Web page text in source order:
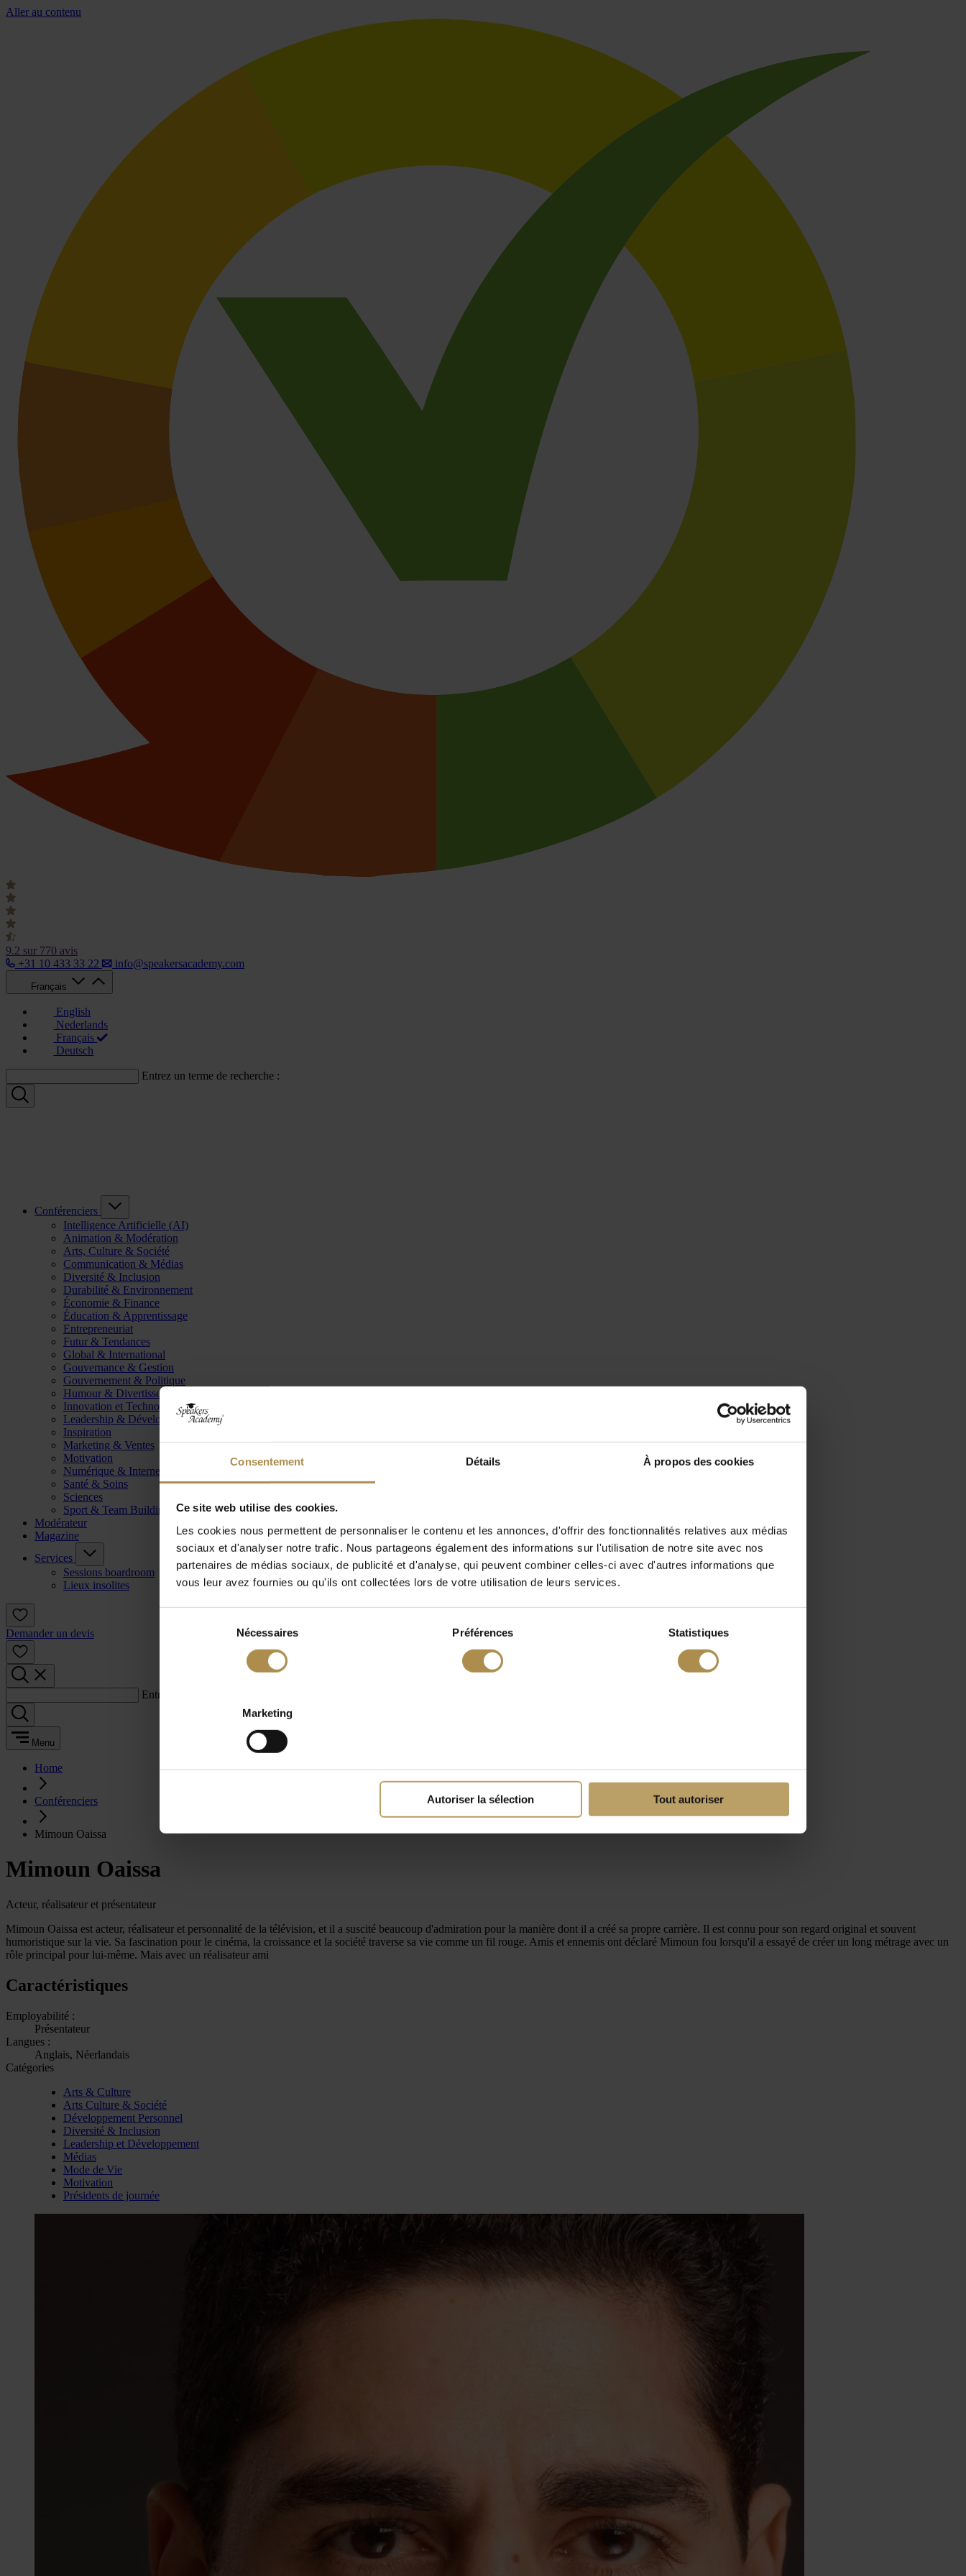
Consentement Détails À propos des cookies
Ce site web utilise des cookies.
Les cookies nous permettent de personnaliser le contenu et les annonces, d'offrir des fonctionnalités relatives aux médias
sociaux et d'analyser notre trafic. Nous partageons également des informations sur l'utilisation de notre site avec nos
partenaires de médias sociaux, de publicité et d'analyse, qui peuvent combiner celles-ci avec d'autres informations que
vous leur avez fournies ou qu'ils ont collectées lors de votre utilisation de leurs services.
Nécessaires Préférences Statistiques
Marketing
Autoriser la sélection Tout autoriser
Aller au contenu
9.2 sur 770 avis
+31 10 433 33 22
info@speakersacademy.com
Français
English
Nederlands
Français
Deutsch
Entrez un terme de recherche :
Conférenciers
Intelligence Artificielle (AI)
Animation & Modération
Arts, Culture & Société
Communication & Médias
Diversité & Inclusion
Durabilité & Environnement
Économie & Finance
Éducation & Apprentissage
Entrepreneuriat
Futur & Tendances
Global & International
Gouvernance & Gestion
Gouvernement & Politique
Humour & Divertissement
Innovation et Technologie
Leadership & Développement
Inspiration
Marketing & Ventes
Motivation
Numérique & Internet
Santé & Soins
Sciences
Sport & Team Building
Modérateur
Magazine
Services
Sessions boardroom
Lieux insolites
Demander un devis
Entrez un terme de recherche :
Menu
Home
Conférenciers
Mimoun Oaissa
Mimoun Oaissa
Acteur, réalisateur et présentateur
Mimoun Oaissa est acteur, réalisateur et personnalité de la télévision, et il a suscité beaucoup d'admiration pour la manière dont il a créé sa propre carrière. Il est connu pour son regard original et souvent
humoristique sur la vie. Sa fascination pour le cinéma, la croissance et la société traverse sa vie comme un fil rouge. Amis et ennemis ont déclaré Mimoun fou lorsqu'il a essayé de créer un long métrage avec un
rôle principal pour lui-même. Mais avec un réalisateur ami
Caractéristiques
Employabilité :
Présentateur
Langues :
Anglais, Néerlandais
Catégories
Arts & Culture
Arts Culture & Société
Développement Personnel
Diversité & Inclusion
Leadership et Développement
Médias
Mode de Vie
Motivation
Présidents de journée